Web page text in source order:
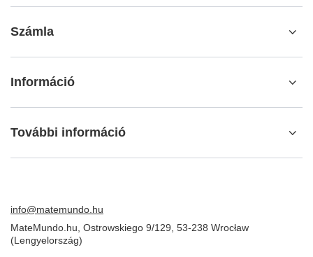
Számla
Információ
További információ
info@matemundo.hu
MateMundo.hu Ostrowskiego 9/129 53-238 Wrocław
(Lengyelország)